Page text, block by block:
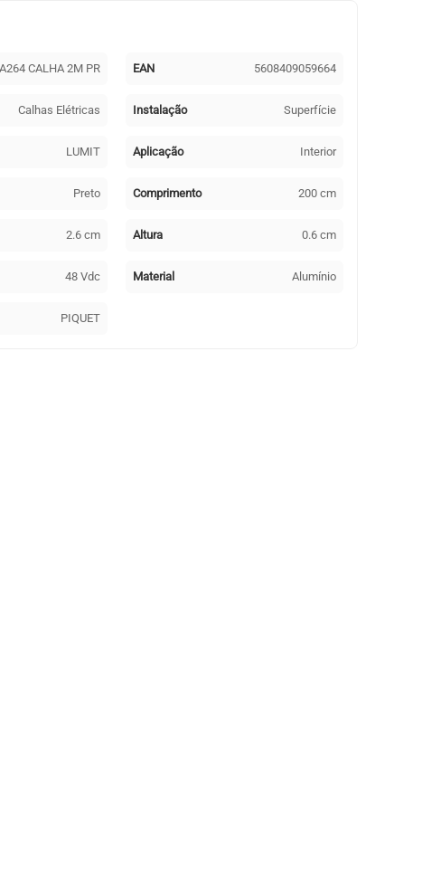
A264 CALHA 2M PR EAN 5608409059664
Calhas Elétricas Instalação Superfície
LUMIT Aplicação Interior
Preto Comprimento 200 cm
2.6 cm Altura 0.6 cm
48 Vdc Material Alumínio
PIQUET